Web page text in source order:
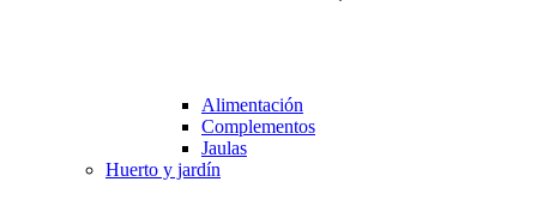
Alimentación
Complementos
Jaulas
Huerto y jardín